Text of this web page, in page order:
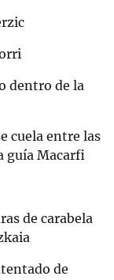
dentro de la
cuela entre las
guía Macarfi
de carabela
de